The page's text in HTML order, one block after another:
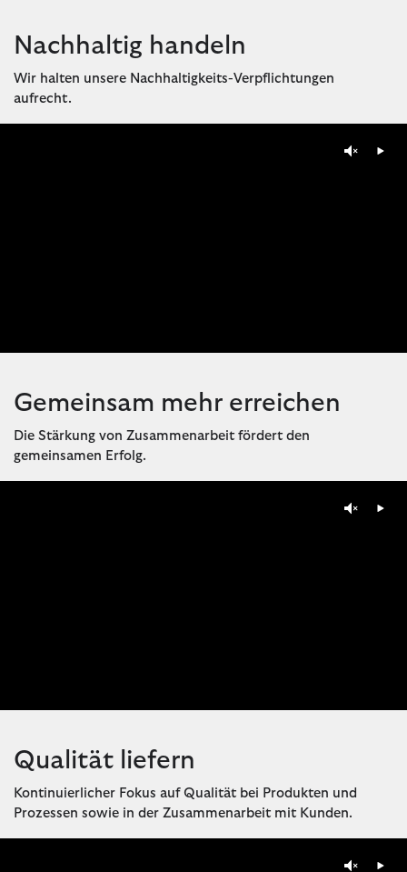
Nachhaltig handeln
Wir halten unsere Nachhaltigkeits-Verpflichtungen
aufrecht.
Gemeinsam mehr erreichen
Die Stärkung von Zusammenarbeit fördert den
gemeinsamen Erfolg.
Qualität liefern
Kontinuierlicher Fokus auf Qualität bei Produkten und
Prozessen sowie in der Zusammenarbeit mit Kunden.